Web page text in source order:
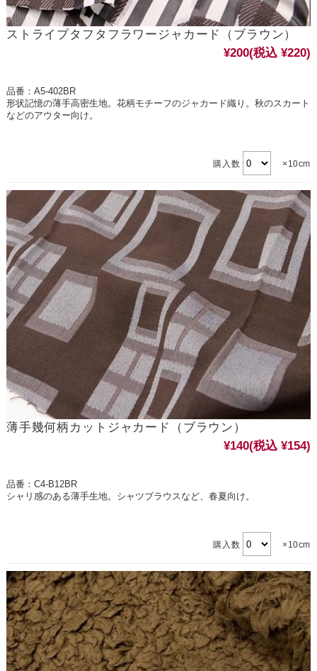
ストライプタフタフラワージャカード（ブラウン）
¥200(税込 ¥220)
品番：A5-402BR
形状記憶の薄手高密生地。花柄モチーフのジャカード織り。秋のスカート
などのアウター向け。
購入数 ×10cm
薄手幾何柄カットジャカード（ブラウン）
¥140(税込 ¥154)
品番：C4-B12BR
シャリ感のある薄手生地。シャツブラウスなど、春夏向け。
購入数 ×10cm